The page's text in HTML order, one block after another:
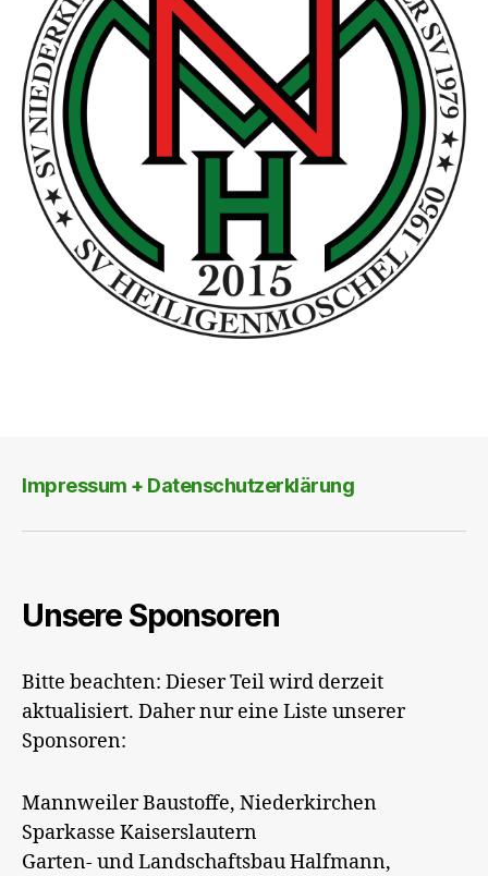
Impressum + Datenschutzerklärung
Unsere Sponsoren
Bitte beachten: Dieser Teil wird derzeit
aktualisiert. Daher nur eine Liste unserer
Sponsoren:
Mannweiler Baustoffe, Niederkirchen
Sparkasse Kaiserslautern
Garten- und Landschaftsbau Halfmann,